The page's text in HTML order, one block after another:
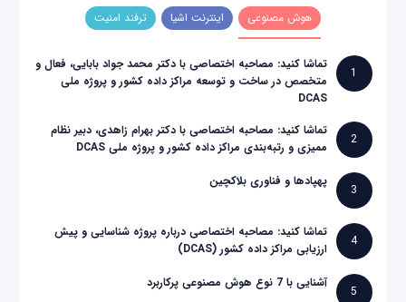
هوش مصنوعی اینترنت اشیا ترفند امنیت
1
تماشا کنید: مصاحبه اختصاصی با دکتر محمد جواد بابایی، فعال و
متخصص در ساخت و توسعه مراکز داده کشور و پروژه ملی
DCAS
2
تماشا کنید: مصاحبه اختصاصی با دکتر بهرام زاهدی، دبیر نظام
ممیزی و رتبه‌بندی مراکز داده کشور و پروژه ملی DCAS
3
پهپادها و فناوری بلاکچین
4
تماشا کنید: مصاحبه اختصاصی درباره پروژه شناسایی و پیش
ارزیابی مراکز داده کشور (DCAS)
5
آشنایی با 7 نوع هوش مصنوعی پرکاربرد